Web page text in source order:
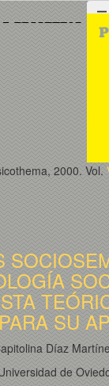
2000. Vol.
SU
Díaz
de